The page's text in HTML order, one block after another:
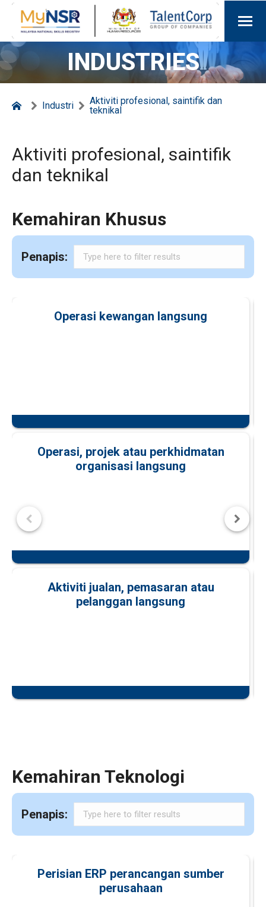
INDUSTRIES
Industri
Aktiviti profesional, saintifik dan
teknikal
Aktiviti profesional, saintifik
dan teknikal
Kemahiran Khusus
Penapis:
Operasi kewangan langsung
Operasi, projek atau perkhidmatan
organisasi langsung
Aktiviti jualan, pemasaran atau
pelanggan langsung
Kemahiran Teknologi
Penapis:
Perisian ERP perancangan sumber
perusahaan